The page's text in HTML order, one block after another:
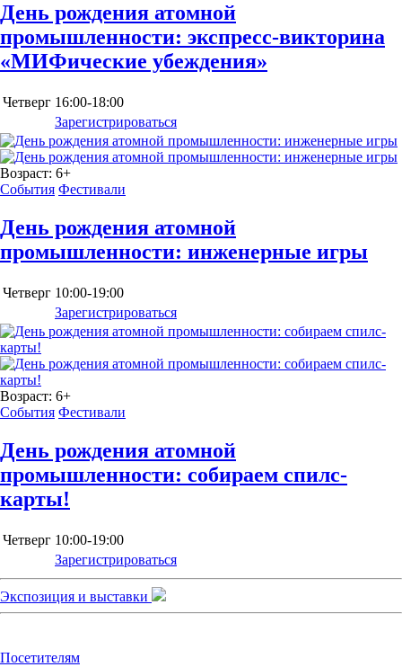
День рождения атомной
промышленности: экспресс-викторина
«МИФические убеждения»
Четверг 16:00-18:00
Зарегистрироваться
Возраст: 6+
События Фестивали
День рождения атомной
промышленности: инженерные игры
Четверг 10:00-19:00
Зарегистрироваться
Возраст: 6+
События Фестивали
День рождения атомной
промышленности: собираем спилс-
карты!
Четверг 10:00-19:00
Зарегистрироваться
Экспозиция и выставки
Посетителям